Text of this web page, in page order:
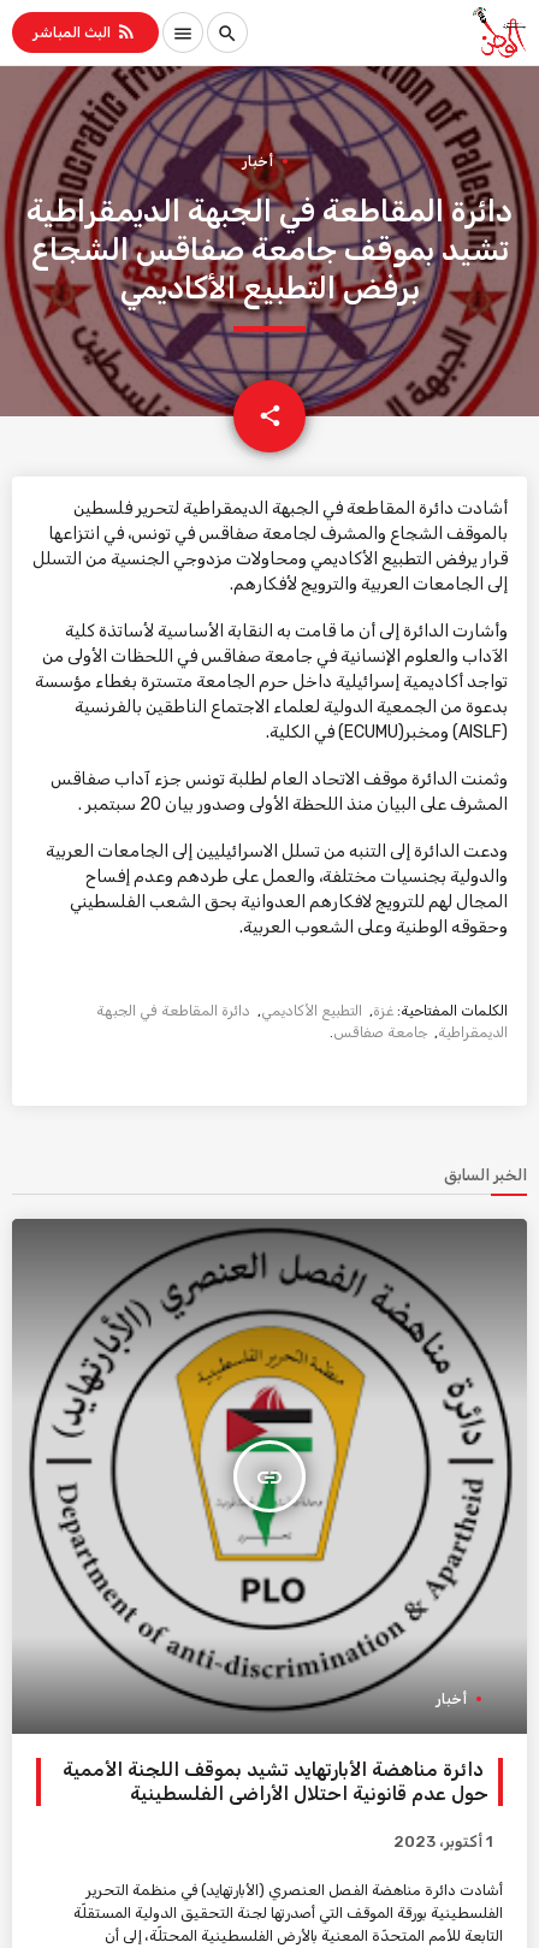
search
menu
rss_feed البث المباشر
أخبار
دائرة المقاطعة في الجبهة الديمقراطية
تشيد بموقف جامعة صفاقس الشجاع
برفض التطبيع الأكاديمي
share
email
أشادت دائرة المقاطعة في الجبهة الديمقراطية لتحرير فلسطين
بالموقف الشجاع والمشرف لجامعة صفاقس في تونس، في انتزاعها
قرار يرفض التطبيع الأكاديمي ومحاولات مزدوجي الجنسية من التسلل
إلى الجامعات العربية والترويج لأفكارهم.
وأشارت الدائرة إلى أن ما قامت به النقابة الأساسية لأساتذة كلية
الآداب والعلوم الإنسانية في جامعة صفاقس في اللحظات الأولى من
تواجد أكاديمية إسرائيلية داخل حرم الجامعة متسترة بغطاء مؤسسة
بدعوة من الجمعية الدولية لعلماء الاجتماع الناطقين بالفرنسية
(AISLF) ومخبر(ECUMU) في الكلية.
وثمنت الدائرة موقف الاتحاد العام لطلبة تونس جزء آداب صفاقس
المشرف على البيان منذ اللحظة الأولى وصدور بيان 20 سبتمبر .
ودعت الدائرة إلى التنبه من تسلل الاسرائيليين إلى الجامعات العربية
والدولية بجنسيات مختلفة، والعمل على طردهم وعدم إفساح
المجال لهم للترويج لافكارهم العدوانية بحق الشعب الفلسطيني
وحقوقه الوطنية وعلى الشعوب العربية.
الكلمات المفتاحية: غزة, التطبيع الأكاديمي, دائرة المقاطعة في الجبهة
الديمقراطية, جامعة صفاقس.
الخبر السابق
insert_link
أخبار
دائرة مناهضة الأبارتهايد تشيد بموقف اللجنة الأممية
حول عدم قانونية احتلال الأراضي الفلسطينية
1 أكتوبر، 2023
أشادت دائرة مناهضة الفصل العنصري (الأبارتهايد) في منظمة التحرير
الفلسطينية بورقة الموقف التي أصدرتها لجنة التحقيق الدولية المستقلّة
التابعة للأمم المتحدّة المعنية بالأرض الفلسطينية المحتلّة، إلى أن